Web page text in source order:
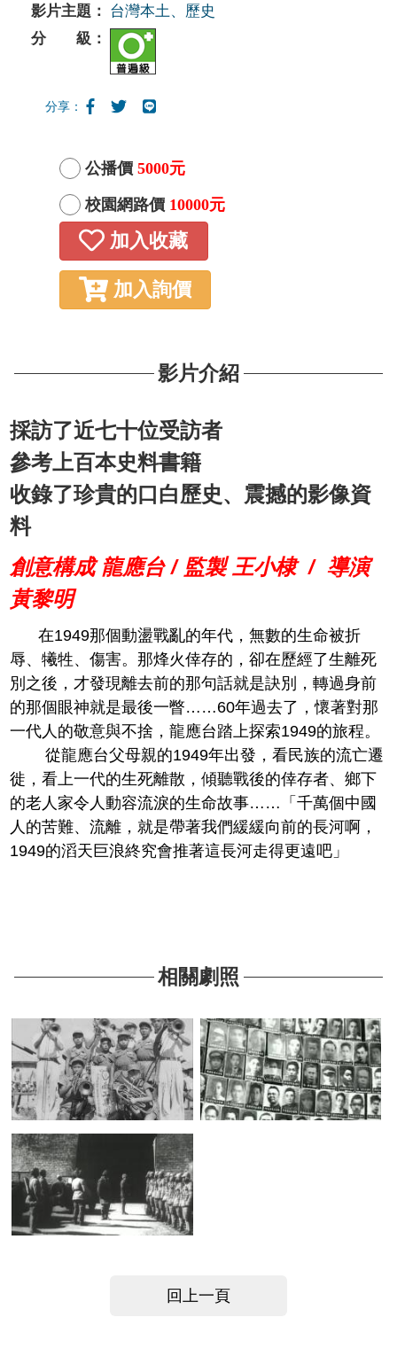
影片主題： 台灣本土、歷史
分 級：
分享：
公播價 5000元
校園網路價 10000元
加入收藏
加入詢價
影片介紹
採訪了近七十位受訪者
參考上百本史料書籍
收錄了珍貴的口白歷史、震撼的影像資
料
創意構成 龍應台 / 監製 王小棣 / 導演
黃黎明
在1949那個動盪戰亂的年代，無數的生命被折
辱、犧牲、傷害。那烽火倖存的，卻在歷經了生離死
別之後，才發現離去前的那句話就是訣別，轉過身前
的那個眼神就是最後一瞥……60年過去了，懷著對那
一代人的敬意與不捨，龍應台踏上探索1949的旅程。
從龍應台父母親的1949年出發，看民族的流亡遷
徙，看上一代的生死離散，傾聽戰後的倖存者、鄉下
的老人家令人動容流淚的生命故事……「千萬個中國
人的苦難、流離，就是帶著我們緩緩向前的長河啊，
1949的滔天巨浪終究會推著這長河走得更遠吧」
相關劇照
回上一頁